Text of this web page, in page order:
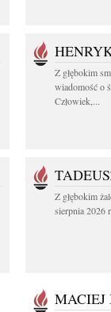
Z głębokim
wiadomość o
Człowiek,...
Z głębokim
sierpnia 2026